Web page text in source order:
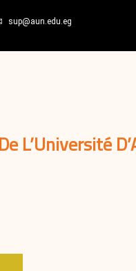
sup@aun.edu.eg
L’Université